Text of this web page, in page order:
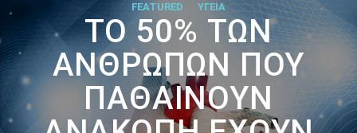
FEATURED ΥΓΕΙΑ
ΤΟ 50% ΤΩΝ
ΑΝΘΡΏΠΩΝ ΠΟΥ
ΠΑΘΑΊΝΟΥΝ